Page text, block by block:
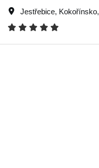
Jestřebice, Kokořínsko,